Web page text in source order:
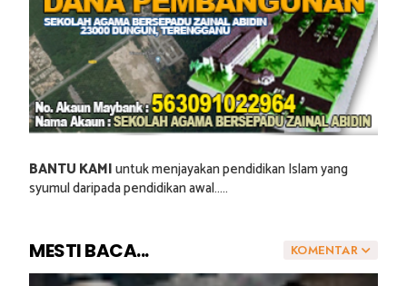
BANTU KAMIuntuk menjayakan pendidikan Islam yang
syumul daripada pendidikan awal.....
KOMENTAR
MESTI BACA...